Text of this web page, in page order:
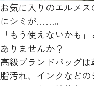
お気に入りのエルメ
にシミが……。
「もう使えないかも
ありませんか？
高級ブランドバッグ
脂汚れ、インクなど